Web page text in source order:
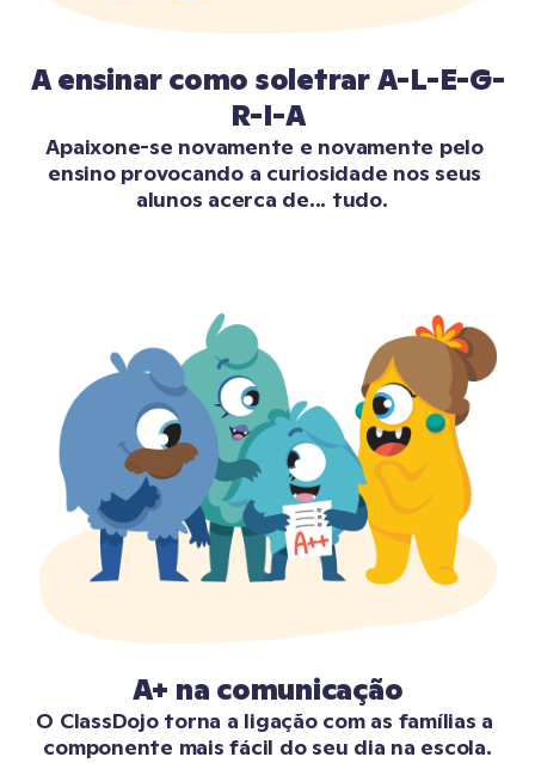
A ensinar como soletrar A-L-E-G-
R-I-A
Apaixone-se novamente e novamente pelo
ensino provocando a curiosidade nos seus
alunos acerca de... tudo.
A+ na comunicação
O ClassDojo torna a ligação com as famílias a
componente mais fácil do seu dia na escola.